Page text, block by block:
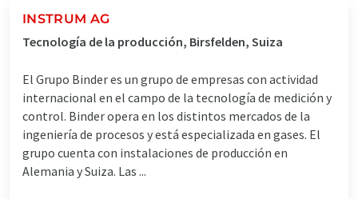
INSTRUM AG
Tecnología de la producción, Birsfelden, Suiza
El Grupo Binder es un grupo de empresas con actividad
internacional en el campo de la tecnología de medición y
control. Binder opera en los distintos mercados de la
ingeniería de procesos y está especializada en gases. El
grupo cuenta con instalaciones de producción en
Alemania y Suiza. Las ...